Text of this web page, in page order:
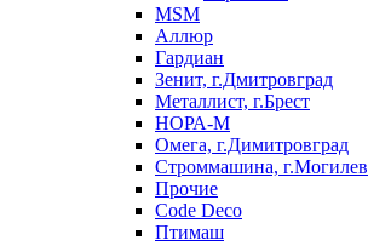
MSM
Аллюр
Гардиан
Зенит, г.Дмитровград
Металлист, г.Брест
НОРА-М
Омега, г.Димитровград
Строммашина, г.Могилев
Прочие
Code Deco
Птимаш